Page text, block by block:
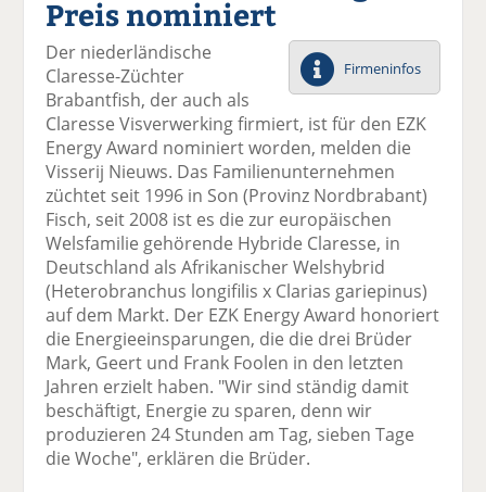
uf
F
ac
e
b
o
o
k
te
il
e
n
el
wi
tt
er
n
uf
Li
n
k
e
di
n
te
il
e
n
er
E
m
ai
l
er
n
e
n
ck
e
n
Preis nominiert
Firmeninfos
Der niederländische
Claresse-Züchter
Brabantfish, der auch als
Claresse Visverwerking firmiert, ist für den EZK
Energy Award nominiert worden, melden die
Visserij Nieuws. Das Familienunternehmen
züchtet seit 1996 in Son (Provinz Nordbrabant)
Fisch, seit 2008 ist es die zur europäischen
Welsfamilie gehörende Hybride Claresse, in
Deutschland als Afrikanischer Welshybrid
(Heterobranchus longifilis x Clarias gariepinus)
auf dem Markt. Der EZK Energy Award honoriert
die Energieeinsparungen, die die drei Brüder
Mark, Geert und Frank Foolen in den letzten
Jahren erzielt haben. "Wir sind ständig damit
beschäftigt, Energie zu sparen, denn wir
produzieren 24 Stunden am Tag, sieben Tage
die Woche", erklären die Brüder.